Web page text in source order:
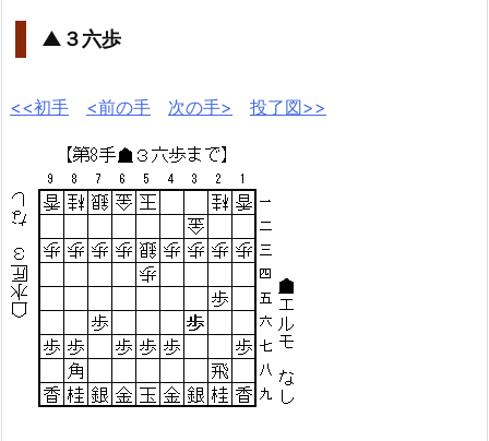
▲３六歩
<<初手 <前の手 次の手> 投了図>>